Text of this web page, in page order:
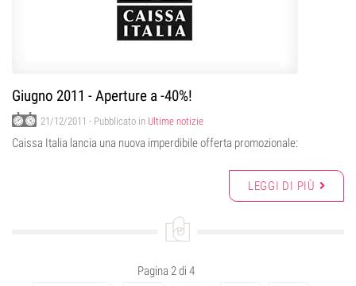
Giugno 2011 - Aperture a -40%!
21/12/2011 - Pubblicato in Ultime notizie
Caissa Italia lancia una nuova imperdibile offerta promozionale:
LEGGI DI PIÙ
Pagina 2 di 4